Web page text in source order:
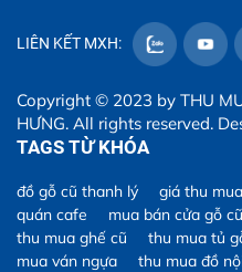
LIÊN KẾT MXH:
Copyright © 2023 by THU
HƯNG. All rights reserved.
TAGS TỪ KHÓA
đồ gỗ cũ thanh lý giá thu
quán cafe
mua bán cửa gỗ cũ
thu mua ghế cũ
thu mua tủ
mua ván ngựa
thu mua đồ